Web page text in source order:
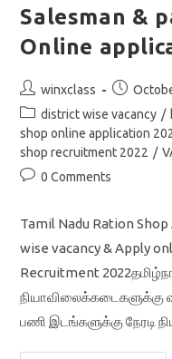
Salesman &
Online
Post
author:
winxclass
Post
published:
Post
category:
district wise vacancy /
shop online application
shop recruitment 2022 /
Post0 Comments
Tamil Nadu Ration
wise vacancy & Apply
Recruitment
நியாவிலைக்கடைகளுக்கு
பணி இடங்களுக்கு நேரடி